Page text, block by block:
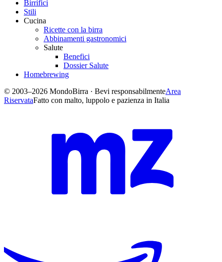
Birrifici
Stili
Cucina
Ricette con la birra
Abbinamenti gastronomici
Salute
Benefici
Dossier Salute
Homebrewing
© 2003–2026 MondoBirra · Bevi responsabilmenteArea
RiservataFatto con malto, luppolo e pazienza in Italia